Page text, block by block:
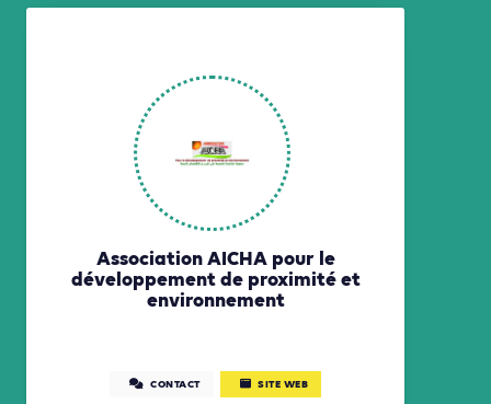
Association AICHA pour le
développement de proximité et
environnement
CONTACT SITE WEB